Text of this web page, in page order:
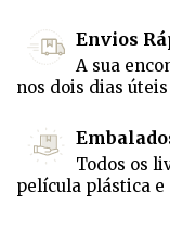
Envios
A sua
nos dois dias
Todos os
película plástica